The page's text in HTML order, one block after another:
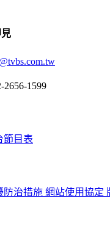
1599
節目表
防治措施 網站使用協定